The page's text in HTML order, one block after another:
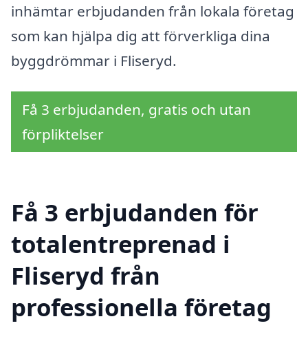
inhämtar erbjudanden från lokala företag
som kan hjälpa dig att förverkliga dina
byggdrömmar i Fliseryd.
Få 3 erbjudanden, gratis och utan
förpliktelser
Få 3 erbjudanden för
totalentreprenad i
Fliseryd från
professionella företag